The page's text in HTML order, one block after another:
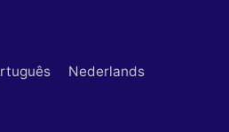
Nederlands